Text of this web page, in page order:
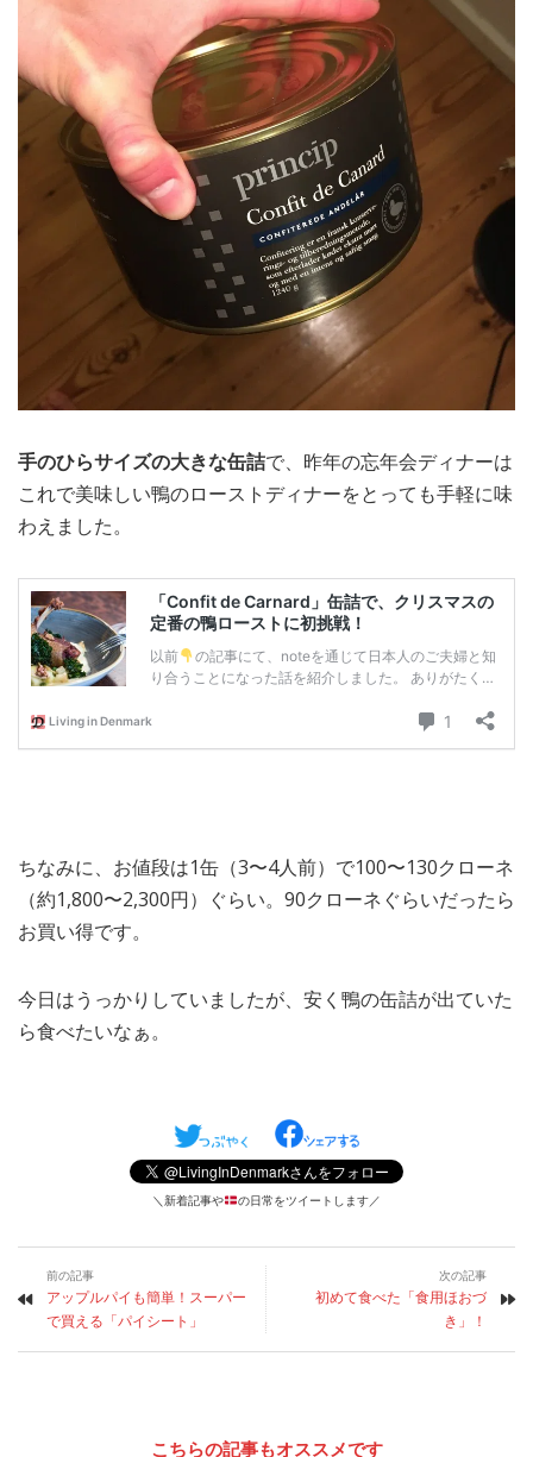
手のひらサイズの大きな缶詰で、昨年の忘年会ディナーは
これで美味しい鴨のローストディナーをとっても手軽に味
わえました。
ちなみに、お値段は1缶（3〜4人前）で100〜130クローネ
（約1,800〜2,300円）ぐらい。90クローネぐらいだったら
お買い得です。
今日はうっかりしていましたが、安く鴨の缶詰が出ていた
ら食べたいなぁ。
＼新着記事や の日常をツイートします／
前の記事
アップルパイも簡単！スーパー
で買える「パイシート」
次の記事
初めて食べた「食用ほおづ
き」！
こちらの記事もオススメです